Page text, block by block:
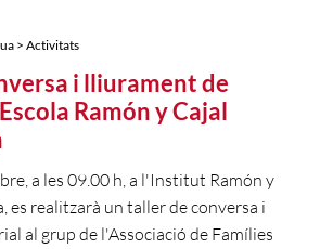
> Activitats
i lliurament de
Ramón y Cajal
a les 09.00 h, a l'Institut Ramón y
es realitzarà un taller de conversa i
al grup de l'Associació de Famílies